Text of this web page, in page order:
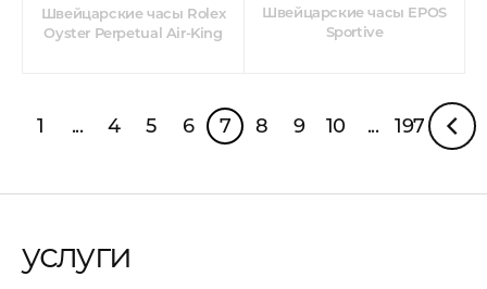
Швейцарские часы Rolex
Oyster Perpetual Air-King
Швейцарские часы EPOS
Sportive
1 ... 4 5 6 7 8 9 10 ... 197
услуги